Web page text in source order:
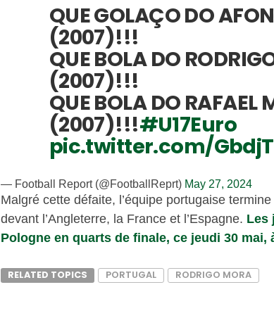
QUE GOLAÇO DO
(2007)!!!
QUE BOLA DO
(2007)!!!
QUE BOLA DO
(2007)!!!#U17Euro
pic.twitter.com/
— Football Report (@FootballReprt) May 27, 2024
Malgré cette défaite, l’équipe portugaise
devant l’Angleterre, la France et l’Espagne. Les
Pologne en quarts de finale, ce jeudi 30 mai,
RELATED TOPICS PORTUGAL RODRIGO MORA